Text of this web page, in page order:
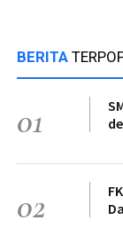
BERITA
01
02